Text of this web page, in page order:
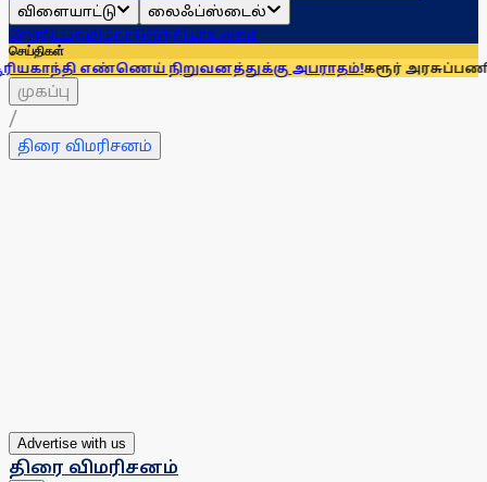
விளையாட்டு
லைஃப்ஸ்டைல்
ஜோதிடம்தமிழ்நாடுஇந்தியாஉலகம்
செய்திகள்
நிறுவனத்துக்கு அபராதம்!கரூர் அரசுப்பணி வழக்கு:
முகப்பு
/
திரை விமரிசனம்
Advertise with us
திரை விமரிசனம்